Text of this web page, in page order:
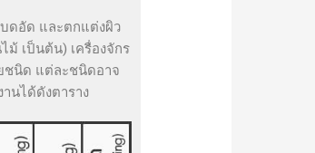
ดอัด และตกแต่งผิว
เป็นต้น) เครื่องจักร
ชนิด แต่ละชนิดอาจ
นได้ดังตาราง